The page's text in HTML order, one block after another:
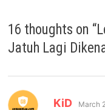
16 thoughts on “
Jatuh Lagi
KiD says:
March